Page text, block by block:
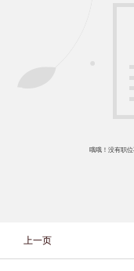
哦哦！没有职
上一页